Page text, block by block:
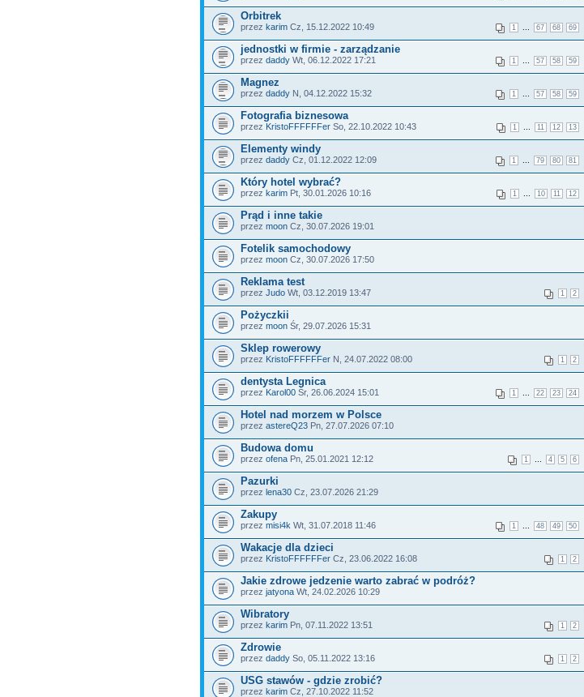
Orbitrek
1 67 68 69
przez karim Cz, 15.12.2022 10:49
jednostki w firmie - zarządzanie
1 57 58 59
przez daddy Wt, 06.12.2022 17:21
Magnez
1 57 58 59
przez daddy N, 04.12.2022 15:32
Fotografia biznesowa
1 11 12 13
przez KristoFFFFFFer So, 22.10.2022 10:43
Elementy windy
1 79 80 81
przez daddy Cz, 01.12.2022 12:09
Który hotel wybrać?
1 10 11 12
przez karim Pt, 30.01.2026 10:16
Prąd i inne takie
przez moon Cz, 30.07.2026 19:01
Fotelik samochodowy
przez moon Cz, 30.07.2026 17:50
Reklama test
1 2
przez Judo Wt, 03.12.2019 13:47
Pożyczkii
przez moon Śr, 29.07.2026 15:31
Sklep rowerowy
1 2
przez KristoFFFFFFer N, 24.07.2022 08:00
dentysta Legnica
1 22 23 24
przez Karol00 Śr, 26.06.2024 15:01
Hotel nad morzem w Polsce
przez astereQ23 Pn, 27.07.2026 07:10
Budowa domu
1 4 5 6
przez ofena Pn, 25.01.2021 12:12
Pazurki
przez lena30 Cz, 23.07.2026 21:29
Zakupy
1 48 49 50
przez misi4k Wt, 31.07.2018 11:46
Wakacje dla dzieci
1 2
przez KristoFFFFFFer Cz, 23.06.2022 16:08
Jakie zdrowe jedzenie warto zabrać w podróż?
przez jatyona Wt, 24.02.2026 10:29
Wibratory
1 2
przez karim Pn, 07.11.2022 13:51
Zdrowie
1 2
przez daddy So, 05.11.2022 13:16
USG stawów - gdzie zrobić?
przez karim Cz, 27.10.2022 11:52